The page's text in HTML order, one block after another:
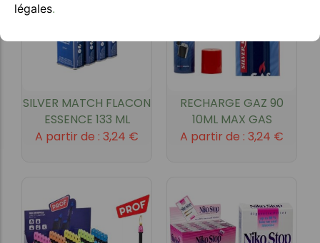
SILVER MATCH FLACON
ESSENCE 133 ML
A partir de : 3,24 €
RECHARGE GAZ 90
10ML MAX GAS
A partir de : 3,24 €
légales.